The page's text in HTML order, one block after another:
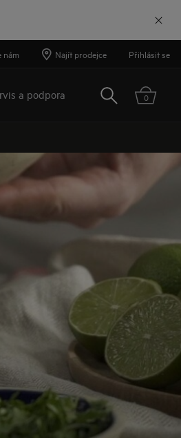
nám Najít prodejce Přihlásit se
a podpora Vyhledat0